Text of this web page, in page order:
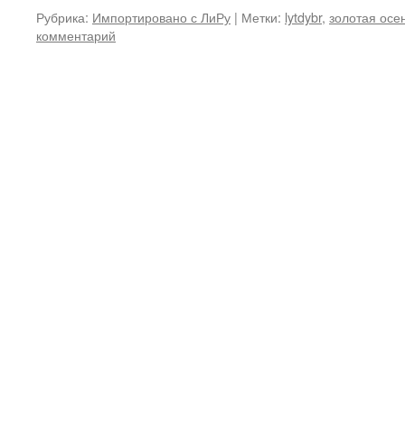
Рубрика: Импортировано с ЛиРу | Метки: lytdybr, золотая
комментарий